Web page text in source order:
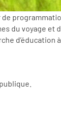
de
du voyage
d’éducation